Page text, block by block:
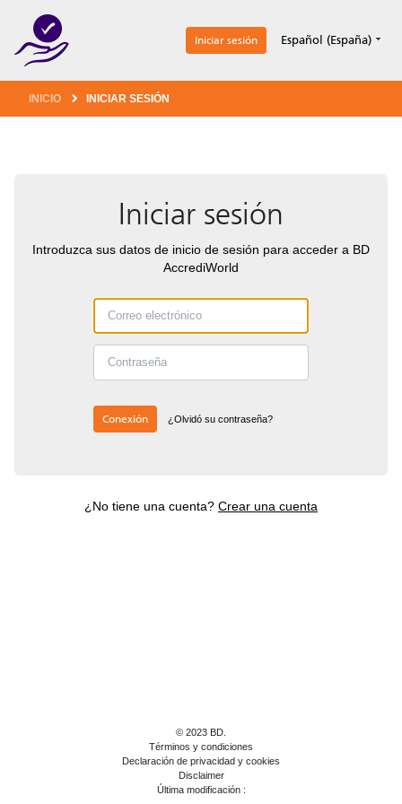
Iniciar sesión Español (España)
INICIO INICIAR SESIÓN
Iniciar sesión
Introduzca sus datos de inicio de sesión para acceder a BD
AccrediWorld
Conexión ¿Olvidó su contraseña?
¿No tiene una cuenta? Crear una cuenta
© 2023 BD.
Términos y condiciones
Declaración de privacidad y cookies
Disclaimer
Última modificación :